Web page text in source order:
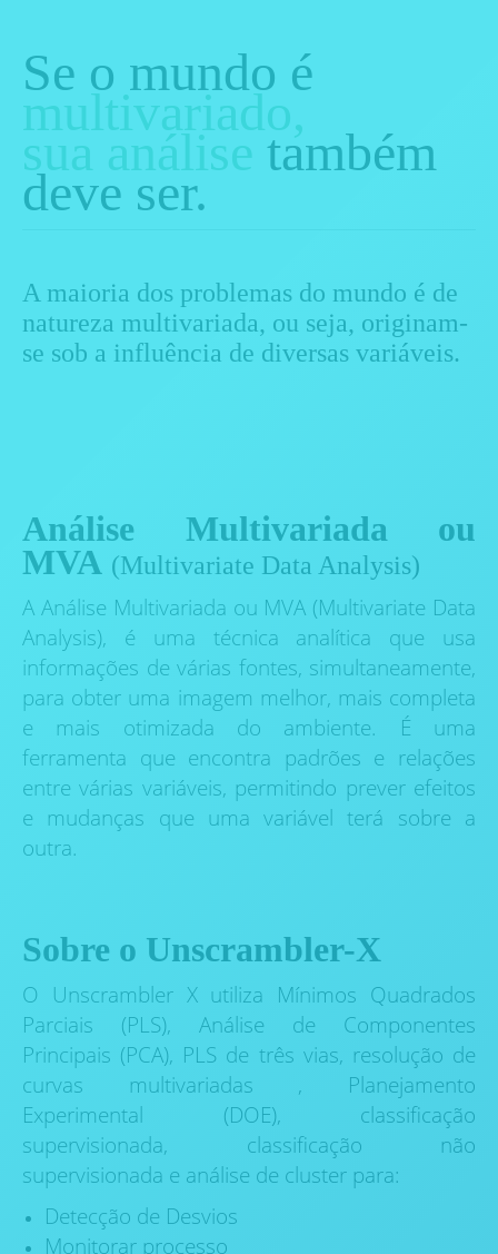
Se o mundo é
multivariado,
sua análise também
deve ser.
A maioria dos problemas do mundo é de
natureza multivariada, ou seja, originam-
se sob a influência de diversas variáveis.
Análise Multivariada ou
MVA (Multivariate Data Analysis)
A Análise Multivariada ou MVA (Multivariate Data
Analysis), é uma técnica analítica que usa
informações de várias fontes, simultaneamente,
para obter uma imagem melhor, mais completa
e mais otimizada do ambiente. É uma
ferramenta que encontra padrões e relações
entre várias variáveis, permitindo prever efeitos
e mudanças que uma variável terá sobre a
outra.
Sobre o Unscrambler-X
O Unscrambler X utiliza Mínimos Quadrados
Parciais (PLS), Análise de Componentes
Principais (PCA), PLS de três vias, resolução de
curvas multivariadas , Planejamento
Experimental (DOE), classificação
supervisionada, classificação não
supervisionada e análise de cluster para:
Detecção de Desvios
Monitorar processo